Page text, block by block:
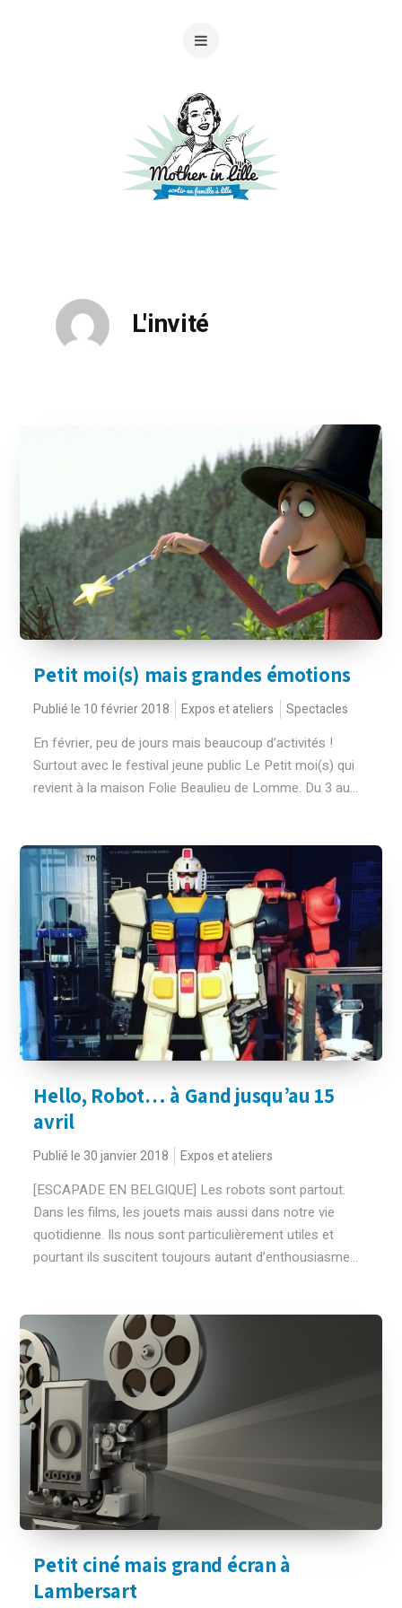
L'invité
Petit moi(s) mais grandes émotions
Publié le 10 février 2018 Expos et ateliers Spectacles
En février, peu de jours mais beaucoup d’activités !
Surtout avec le festival jeune public Le Petit moi(s) qui
revient à la maison Folie Beaulieu de Lomme. Du 3 au...
Hello, Robot… à Gand jusqu’au 15
avril
Publié le 30 janvier 2018 Expos et ateliers
[ESCAPADE EN BELGIQUE] Les robots sont partout.
Dans les films, les jouets mais aussi dans notre vie
quotidienne. Ils nous sont particulièrement utiles et
pourtant ils suscitent toujours autant d’enthousiasme...
Petit ciné mais grand écran à
Lambersart